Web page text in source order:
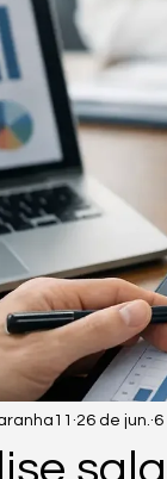
26 de jun.